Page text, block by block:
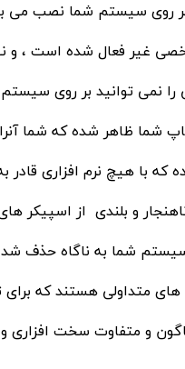
روی سیستم شما نصب می
غیر فعال شده است ، و نیز
نمی توانید بر روی سیستم
شما ظاهر شده که شما آنرا
که با هیچ نرم افزاری قادر
و بلندی از
سیستم شما به ناگاه حذف
های متداولی هستند که
و متفاوت سخت افزاری